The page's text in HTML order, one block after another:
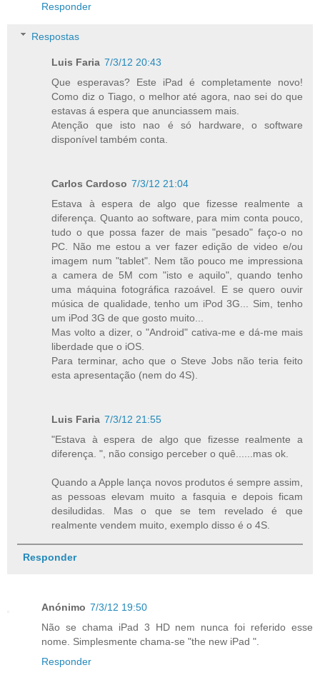
Responder
Respostas
Luis Faria 7/3/12 20:43
Que esperavas? Este iPad é completamente novo!
Como diz o Tiago, o melhor até agora, nao sei do que
estavas á espera que anunciassem mais.
Atenção que isto nao é só hardware, o software
disponível também conta.
Carlos Cardoso 7/3/12 21:04
Estava à espera de algo que fizesse realmente a
diferença. Quanto ao software, para mim conta pouco,
tudo o que possa fazer de mais "pesado" faço-o no
PC. Não me estou a ver fazer edição de video e/ou
imagem num "tablet". Nem tão pouco me impressiona
a camera de 5M com "isto e aquilo", quando tenho
uma máquina fotográfica razoável. E se quero ouvir
música de qualidade, tenho um iPod 3G... Sim, tenho
um iPod 3G de que gosto muito...
Mas volto a dizer, o "Android" cativa-me e dá-me mais
liberdade que o iOS.
Para terminar, acho que o Steve Jobs não teria feito
esta apresentação (nem do 4S).
Luis Faria 7/3/12 21:55
"Estava à espera de algo que fizesse realmente a
diferença. ", não consigo perceber o quê......mas ok.
Quando a Apple lança novos produtos é sempre assim,
as pessoas elevam muito a fasquia e depois ficam
desiludidas. Mas o que se tem revelado é que
realmente vendem muito, exemplo disso é o 4S.
Responder
Anónimo 7/3/12 19:50
Não se chama iPad 3 HD nem nunca foi referido esse
nome. Simplesmente chama-se "the new iPad ".
Responder